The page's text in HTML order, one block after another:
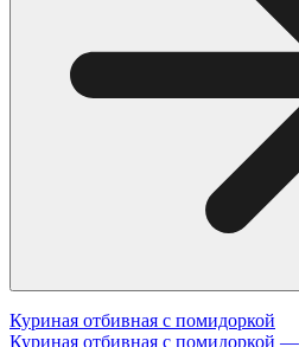
Куриная отбивная с помидоркой
Куриная отбивная с помидоркой —